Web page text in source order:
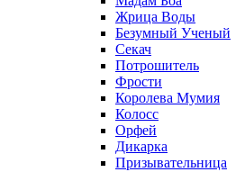
Жрица Воды
Безумный Ученый
Секач
Потрошитель
Фрости
Королева Мумия
Колосс
Орфей
Дикарка
Призывательница